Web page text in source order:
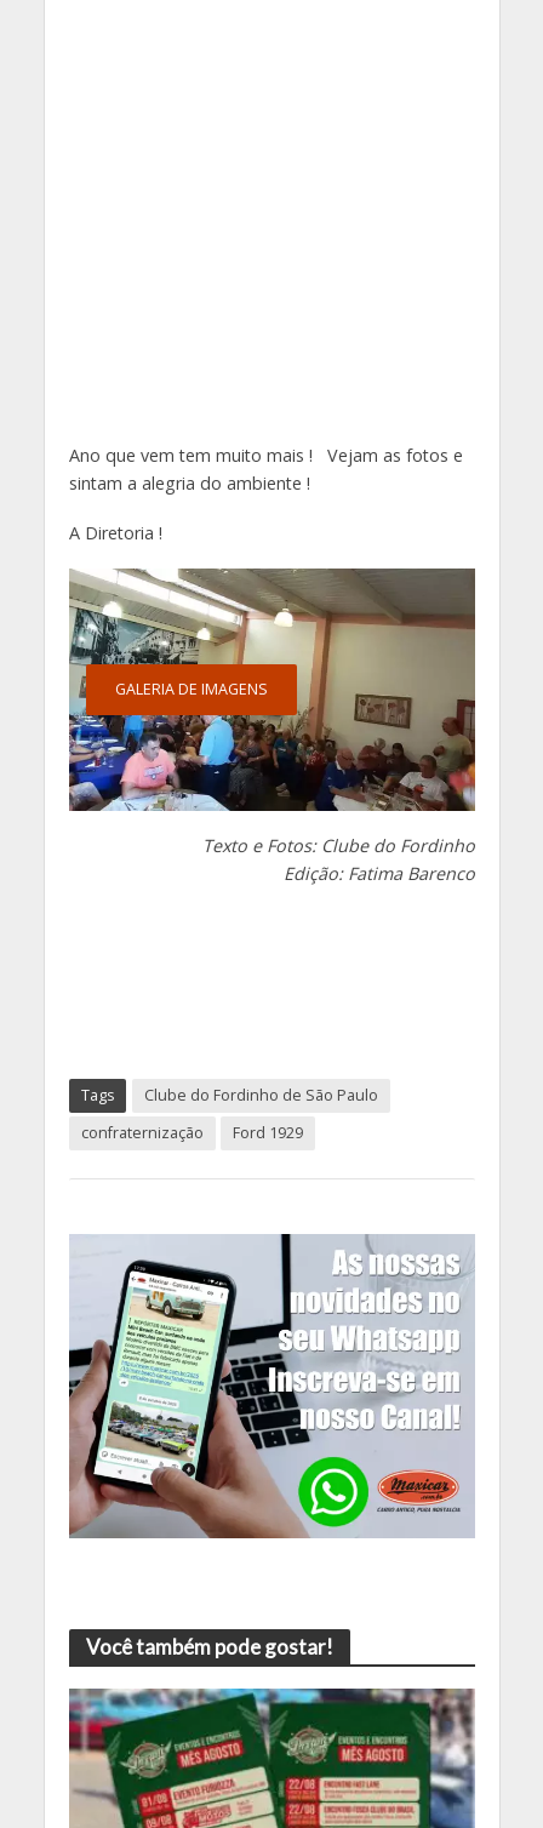
Ano que vem tem muito mais ! Vejam as fotos e
sintam a alegria do ambiente !
A Diretoria !
GALERIA DE IMAGENS
Texto e Fotos: Clube do Fordinho
Edição: Fatima Barenco
Tags
Clube do Fordinho de São Paulo
confraternização
Ford 1929
Você também pode gostar!